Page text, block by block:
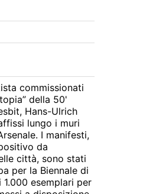
commissionati
della 50'
Hans-Ulrich
lungo i muri
I manifesti,
da
città, sono stati
per la Biennale di
esemplari per